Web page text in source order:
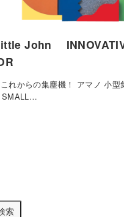
John
れからの集塵機！ アマノ 小型
索